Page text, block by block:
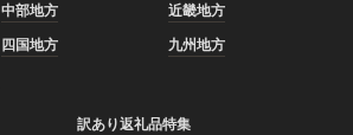
中部地方
近畿地方
四国地方 九州地方
訳あり返礼品特集